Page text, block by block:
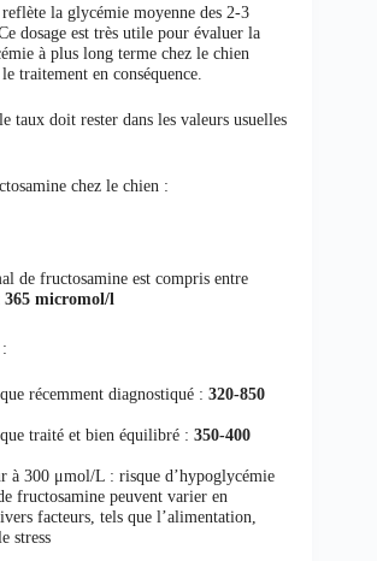
la glycémie moyenne des 2-3
dosage est très utile pour évaluer la
à plus long terme chez le chien
traitement en conséquence.
taux doit rester dans les valeurs usuelles
chez le chien :
de fructosamine est compris entre
365 micromol/l
récemment diagnostiqué : 320-850
traité et bien équilibré : 350-400
à 300 μmol/L : risque d’hypoglycémie
fructosamine peuvent varier en
facteurs, tels que l’alimentation,
stress